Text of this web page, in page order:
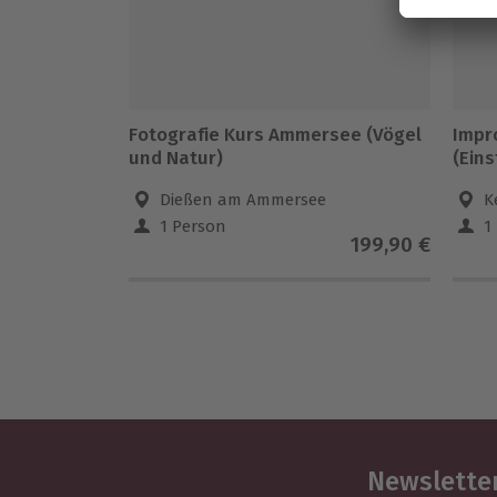
Fotografie Kurs Ammersee (Vögel
und Natur)
Dießen am Ammersee
1 Person
199,90 €
1